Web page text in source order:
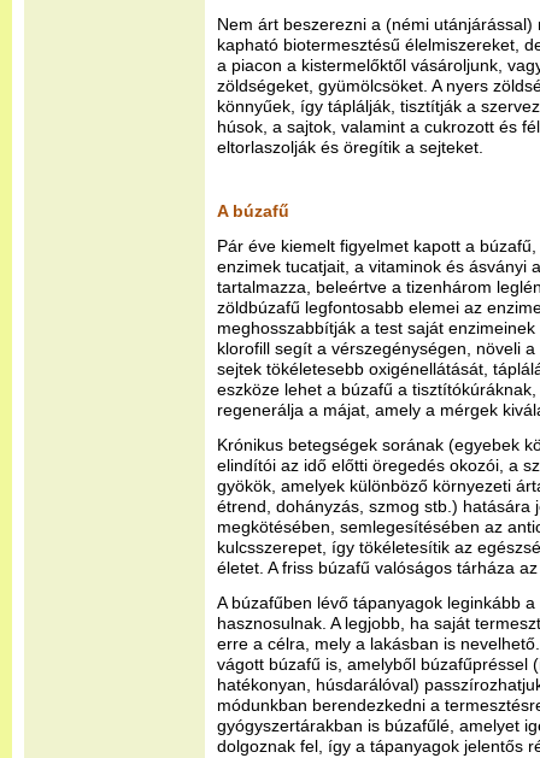
Nem árt beszerezni a (némi
kapható biotermesztésű élelmiszereket,
a piacon a kistermelőktől vásároljunk,
zöldségeket, gyümölcsöket. A nyers
könnyűek, így táplálják, tisztítják a
húsok, a sajtok, valamint a cukrozott és
eltorlaszolják és öregítik a sejteket.
A búzafű
Pár éve kiemelt figyelmet kapott a
enzimek tucatjait, a vitaminok és ásványi
tartalmazza, beleértve a tizenhárom
zöldbúzafű legfontosabb elemei az
meghosszabbítják a test saját
klorofill segít a vérszegénységen, növeli
sejtek tökéletesebb oxigénellátását,
eszköze lehet a búzafű a
regenerálja a májat, amely a mérgek
Krónikus betegségek sorának (egyebek
elindítói az idő előtti öregedés okozói, a
gyökök, amelyek különböző környezeti
étrend, dohányzás, szmog stb.) hatására
megkötésében, semlegesítésében az
kulcsszerepet, így tökéletesítik az
életet. A friss búzafű valóságos tárháza
A búzafűben lévő tápanyagok leginkább
hasznosulnak. A legjobb, ha saját
erre a célra, mely a lakásban is
vágott búzafű is, amelyből búzafűpréssel
hatékonyan, húsdarálóval)
módunkban berendezkedni a
gyógyszertárakban is búzafűlé, amelyet
dolgoznak fel, így a tápanyagok jelentős